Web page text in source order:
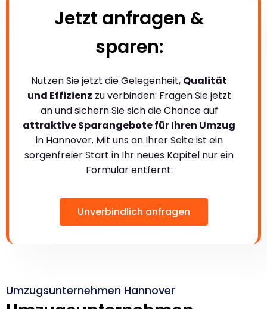
Jetzt anfragen &
sparen:
Nutzen Sie jetzt die Gelegenheit, Qualität
und Effizienz zu verbinden: Fragen Sie jetzt
an und sichern Sie sich die Chance auf
attraktive Sparangebote für Ihren Umzug
in Hannover. Mit uns an Ihrer Seite ist ein
sorgenfreier Start in Ihr neues Kapitel nur ein
Formular entfernt:
Unverbindlich anfragen
Umzugsunternehmen Hannover